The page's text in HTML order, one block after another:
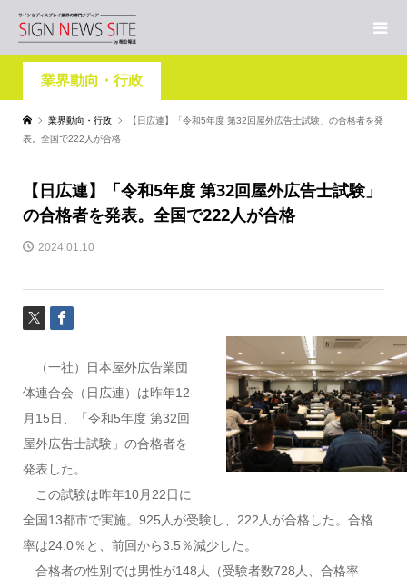
業界動向・行政
業界動向・行政
【日広連】「令和5年度 第32回屋外広告士試験」の合格者を発
表。全国で222人が合格
【日広連】「令和5年度 第32回屋外広告士試験」
の合格者を発表。全国で222人が合格
2024.01.10
（一社）日本屋外広告業団
体連合会（日広連）は昨年12
月15日、「令和5年度 第32回
屋外広告士試験」の合格者を
発表した。
この試験は昨年10月22日に
全国13都市で実施。925人が受験し、222人が合格した。合格
率は24.0％と、前回から3.5％減少した。
合格者の性別では男性が148人（受験者数728人、合格率